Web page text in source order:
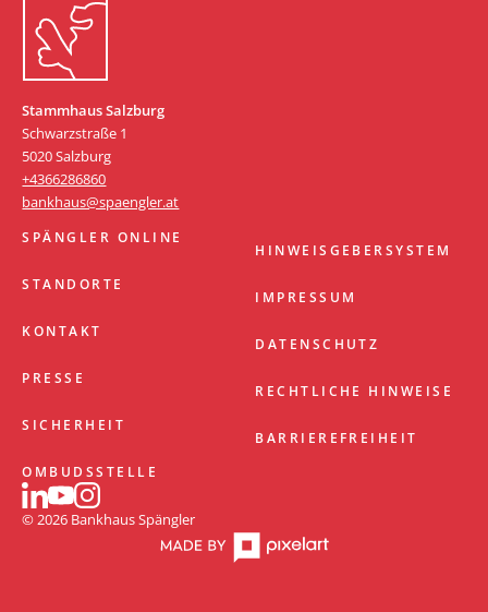
Stammhaus Salzburg
Schwarzstraße 1
5020 Salzburg
+4366286860
bankhaus@spaengler.at
SPÄNGLER ONLINE
STANDORTE
KONTAKT
PRESSE
SICHERHEIT
OMBUDSSTELLE
HINWEISGEBERSYSTEM
IMPRESSUM
DATENSCHUTZ
RECHTLICHE HINWEISE
BARRIEREFREIHEIT
© 2026 Bankhaus Spängler